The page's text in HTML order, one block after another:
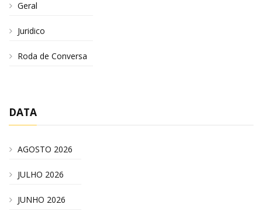
Geral
Juridico
Roda de Conversa
DATA
AGOSTO 2026
JULHO 2026
JUNHO 2026